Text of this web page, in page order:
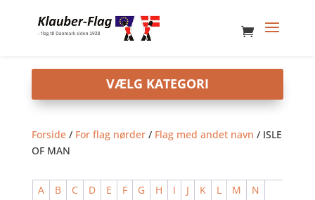
Forside/ For flag nørder/ Flag med andet navn / ISLE
OF MAN
A B C D E F G H I J K L M
N